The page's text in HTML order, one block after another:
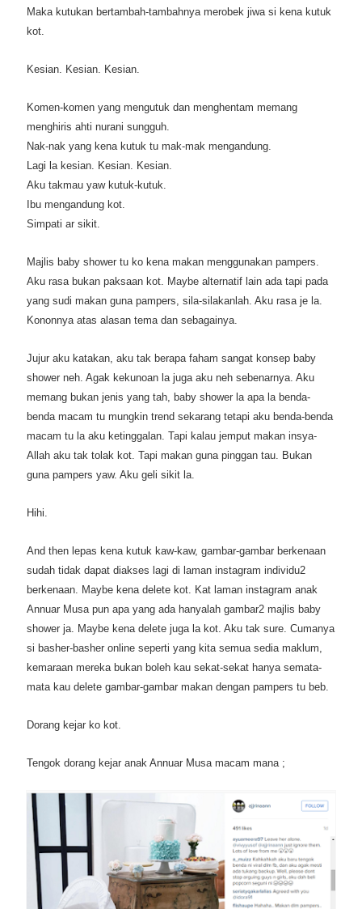
Maka kutukan bertambah-tambahnya merobek jiwa si kena kutuk
kot.
Kesian. Kesian. Kesian.
Komen-komen yang mengutuk dan menghentam memang
menghiris ahti nurani sungguh.
Nak-nak yang kena kutuk tu mak-mak mengandung.
Lagi la kesian. Kesian. Kesian.
Aku takmau yaw kutuk-kutuk.
Ibu mengandung kot.
Simpati ar sikit.
Majlis baby shower tu ko kena makan menggunakan pampers.
Aku rasa bukan paksaan kot. Maybe alternatif lain ada tapi pada
yang sudi makan guna pampers, sila-silakanlah. Aku rasa je la.
Kononnya atas alasan tema dan sebagainya.
Jujur aku katakan, aku tak berapa faham sangat konsep baby
shower neh. Agak kekunoan la juga aku neh sebenarnya. Aku
memang bukan jenis yang tah, baby shower la apa la benda-
benda macam tu mungkin trend sekarang tetapi aku benda-benda
macam tu la aku ketinggalan. Tapi kalau jemput makan insya-
Allah aku tak tolak kot. Tapi makan guna pinggan tau. Bukan
guna pampers yaw. Aku geli sikit la.
Hihi.
And then lepas kena kutuk kaw-kaw, gambar-gambar berkenaan
sudah tidak dapat diakses lagi di laman instagram individu2
berkenaan. Maybe kena delete kot. Kat laman instagram anak
Annuar Musa pun apa yang ada hanyalah gambar2 majlis baby
shower ja. Maybe kena delete juga la kot. Aku tak sure. Cumanya
si basher-basher online seperti yang kita semua sedia maklum,
kemaraan mereka bukan boleh kau sekat-sekat hanya semata-
mata kau delete gambar-gambar makan dengan pampers tu beb.
Dorang kejar ko kot.
Tengok dorang kejar anak Annuar Musa macam mana ;